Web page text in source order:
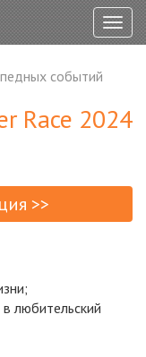
событий
Race 2024
>>
любительский